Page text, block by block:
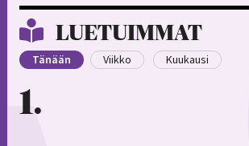
LUETUIMMAT
Tänään Viikko Kuukausi
1